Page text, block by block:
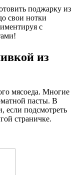
поджарку из
свои нотки
с
из
мясоеда. Многие
пасты. В
если подсмотреть
страничке.